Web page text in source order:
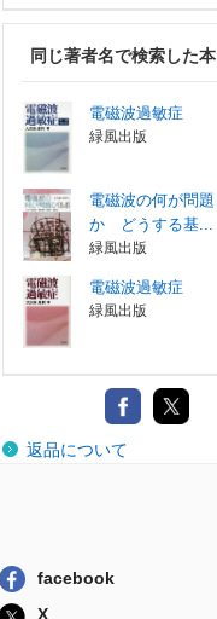
同じ著者名で検索した本
電磁波過敏症
緑風出版
電磁波の何が問題
か どうする基...
緑風出版
電磁波過敏症
緑風出版
返品について
facebook
X